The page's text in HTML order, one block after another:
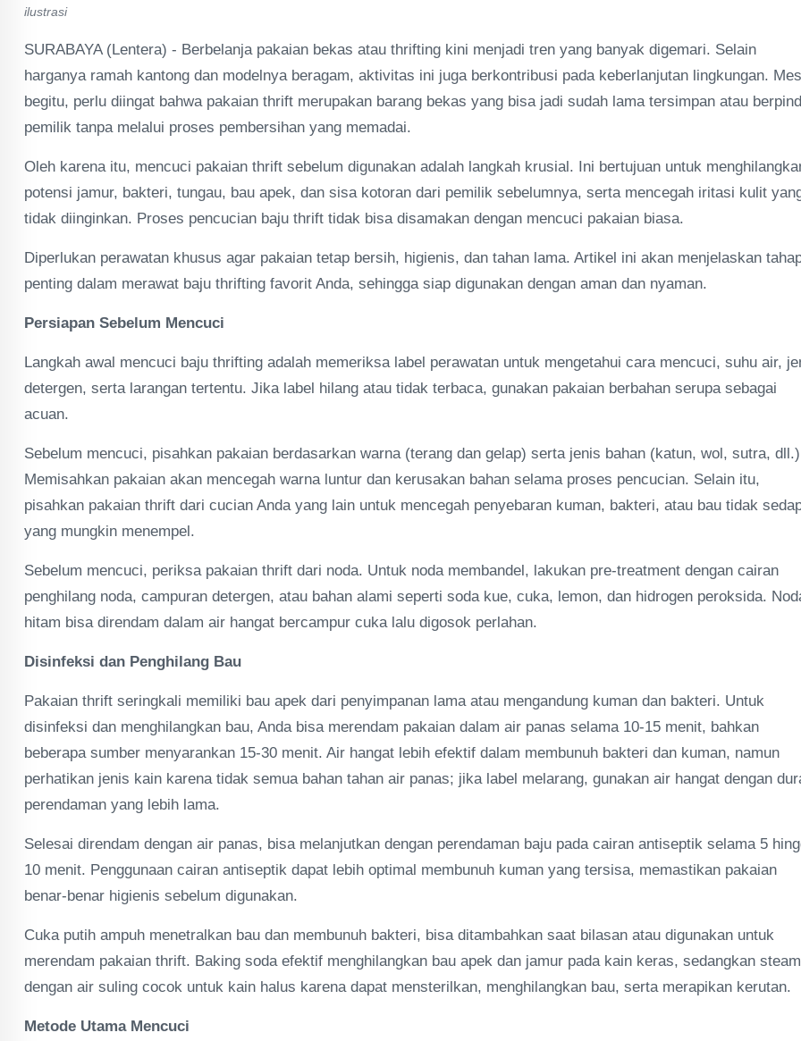
ilustrasi
SURABAYA (Lentera) - Berbelanja pakaian bekas atau thrifting kini menjadi tren yang banyak digemari. Selain
harganya ramah kantong dan modelnya beragam, aktivitas ini juga berkontribusi pada keberlanjutan lingkungan.
begitu, perlu diingat bahwa pakaian thrift merupakan barang bekas yang bisa jadi sudah lama tersimpan atau
pemilik tanpa melalui proses pembersihan yang memadai.
Oleh karena itu, mencuci pakaian thrift sebelum digunakan adalah langkah krusial. Ini bertujuan untuk
potensi jamur, bakteri, tungau, bau apek, dan sisa kotoran dari pemilik sebelumnya, serta mencegah iritasi kulit
tidak diinginkan. Proses pencucian baju thrift tidak bisa disamakan dengan mencuci pakaian biasa.
Diperlukan perawatan khusus agar pakaian tetap bersih, higienis, dan tahan lama. Artikel ini akan menjelaskan
penting dalam merawat baju thrifting favorit Anda, sehingga siap digunakan dengan aman dan nyaman.
Persiapan Sebelum Mencuci
Langkah awal mencuci baju thrifting adalah memeriksa label perawatan untuk mengetahui cara mencuci, suhu air,
detergen, serta larangan tertentu. Jika label hilang atau tidak terbaca, gunakan pakaian berbahan serupa sebagai
acuan.
Sebelum mencuci, pisahkan pakaian berdasarkan warna (terang dan gelap) serta jenis bahan (katun, wol, sutra,
Memisahkan pakaian akan mencegah warna luntur dan kerusakan bahan selama proses pencucian. Selain itu,
pisahkan pakaian thrift dari cucian Anda yang lain untuk mencegah penyebaran kuman, bakteri, atau bau tidak
yang mungkin menempel.
Sebelum mencuci, periksa pakaian thrift dari noda. Untuk noda membandel, lakukan pre-treatment dengan cairan
penghilang noda, campuran detergen, atau bahan alami seperti soda kue, cuka, lemon, dan hidrogen peroksida.
hitam bisa direndam dalam air hangat bercampur cuka lalu digosok perlahan.
Disinfeksi dan Penghilang Bau
Pakaian thrift seringkali memiliki bau apek dari penyimpanan lama atau mengandung kuman dan bakteri. Untuk
disinfeksi dan menghilangkan bau, Anda bisa merendam pakaian dalam air panas selama 10-15 menit, bahkan
beberapa sumber menyarankan 15-30 menit. Air hangat lebih efektif dalam membunuh bakteri dan kuman, namun
perhatikan jenis kain karena tidak semua bahan tahan air panas; jika label melarang, gunakan air hangat dengan
perendaman yang lebih lama.
Selesai direndam dengan air panas, bisa melanjutkan dengan perendaman baju pada cairan antiseptik selama 5
10 menit. Penggunaan cairan antiseptik dapat lebih optimal membunuh kuman yang tersisa, memastikan pakaian
benar-benar higienis sebelum digunakan.
Cuka putih ampuh menetralkan bau dan membunuh bakteri, bisa ditambahkan saat bilasan atau digunakan untuk
merendam pakaian thrift. Baking soda efektif menghilangkan bau apek dan jamur pada kain keras, sedangkan
dengan air suling cocok untuk kain halus karena dapat mensterilkan, menghilangkan bau, serta merapikan kerutan.
Metode Utama Mencuci